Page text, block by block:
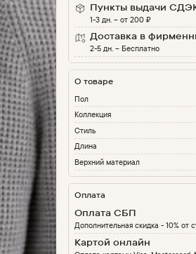
Пункты выдачи
1-3 дн. – от 200 ₽
Доставка в
2-5 дн.– Бесплатно
О товаре
Пол
Коллекция
Стиль
Длина
Верхний материал
Оплата
Оплата СБП
Дополнительная скидка - 10% от
Картой онлайн